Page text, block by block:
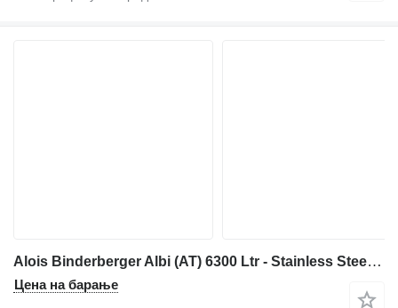
Alois Binderberger Albi (AT) 6300 Ltr - Stainless Steel Reactor
Цена на барање